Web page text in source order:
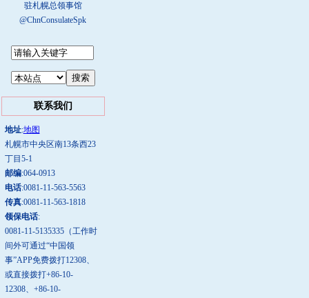
驻札幌总领事馆
@ChnConsulateSpk
联系我们
地址:地图
札幌市中央区南13条西23
丁目5-1
邮编:064-0913
电话:0081-11-563-5563
传真:0081-11-563-1818
领保电话:
0081-11-5135335（工作时
间外可通过“中国领
事”APP免费拨打12308、
或直接拨打+86-10-
12308、+86-10-